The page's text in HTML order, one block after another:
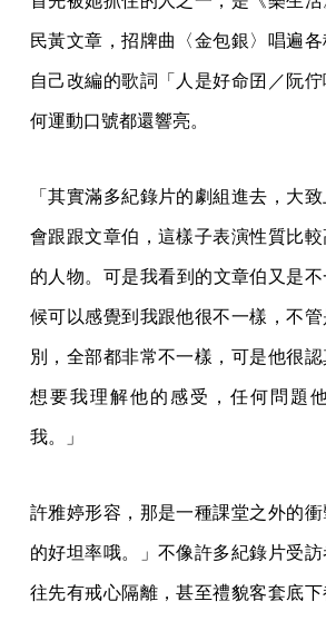
民黃文章，招牌曲〈金包銀〉唱遍
自己改編的歌詞「人是好命囝／阮
何運動口號都還響亮。
「其實滿多紀錄片的劇組進去，大
會跟跟文章伯，這樣子表演性質比
的人物。可是我看到的文章伯又是
候可以感覺到我跟他很不一樣，不
別，全部都非常不一樣，可是他很認
想要我理解他的感受，任何問題
我。」
許雅婷形容，那是一種課堂之外的
的好坦率哦。」不像許多紀錄片受
往先有戒心隔離，甚至禮貌客套底